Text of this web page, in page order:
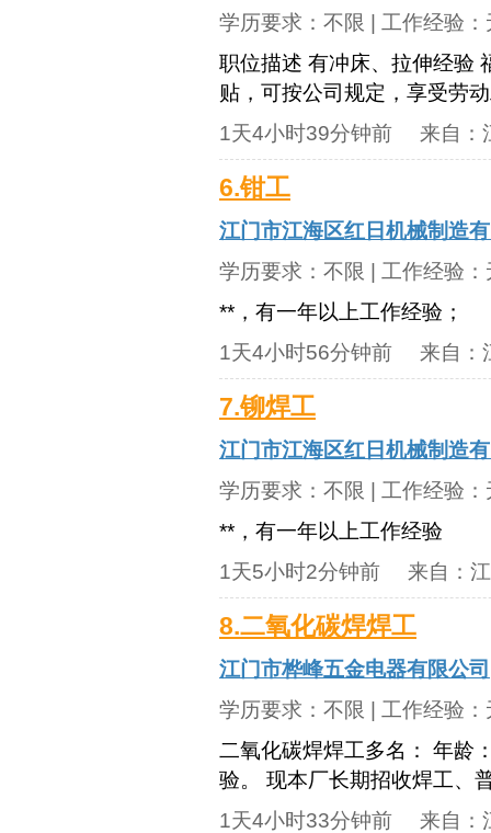
学历要求： 不限 | 工作经验：
职位描述 有冲床、拉伸经验
贴，可按公司规定，享受劳
1天4小时39分钟前 来自：
6.钳工
江门市江海区红日机械制造
学历要求： 不限 | 工作经验：
**，有一年以上工作经验；
1天4小时56分钟前 来自：
7.铆焊工
江门市江海区红日机械制造
学历要求： 不限 | 工作经验：
**，有一年以上工作经验
1天5小时2分钟前 来自：
8.二氧化碳焊焊工
江门市桦峰五金电器有限公司
学历要求： 不限 | 工作经验：
二氧化碳焊焊工多名： 年龄
验。 现本厂长期招收焊工、
1天4小时33分钟前 来自：